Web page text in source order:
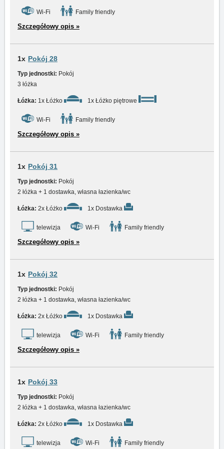
Wi-Fi Family friendly
Szczegółowy opis »
1x Pokój 28
Typ jednostki: Pokój
3 łóżka
Łóżka: 1x Łóżko 1x Łóżko piętrowe
Wi-Fi Family friendly
Szczegółowy opis »
1x Pokój 31
Typ jednostki: Pokój
2 łóżka + 1 dostawka, własna łazienka/wc
Łóżka: 2x Łóżko 1x Dostawka
telewizja Wi-Fi Family friendly
Szczegółowy opis »
1x Pokój 32
Typ jednostki: Pokój
2 łóżka + 1 dostawka, własna łazienka/wc
Łóżka: 2x Łóżko 1x Dostawka
telewizja Wi-Fi Family friendly
Szczegółowy opis »
1x Pokój 33
Typ jednostki: Pokój
2 łóżka + 1 dostawka, własna łazienka/wc
Łóżka: 2x Łóżko 1x Dostawka
telewizja Wi-Fi Family friendly